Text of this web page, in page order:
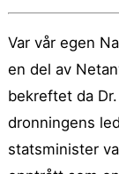
Var vår egen
en del av
bekreftet da
dronningens
statsminister